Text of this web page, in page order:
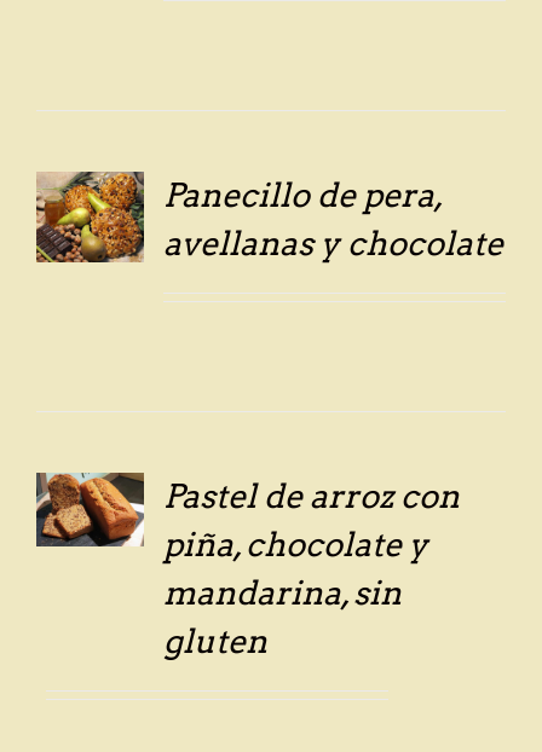
Panecillo de pera,
avellanas y chocolate
Pastel de arroz con
piña, chocolate y
mandarina, sin
gluten